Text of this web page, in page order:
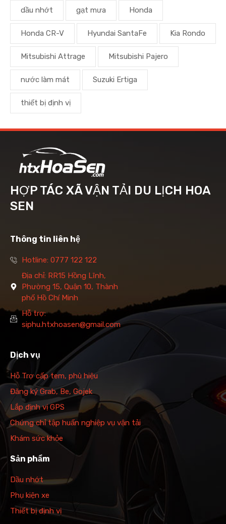
dầu nhớt gạt mưa Honda
Honda CR-V Hyundai SantaFe Kia Rondo
Mitsubishi Attrage Mitsubishi Pajero
nước làm mát Suzuki Ertiga
thiết bị định vị
HỢP TÁC XÃ VẬN TẢI DU LỊCH HOA
SEN
Thông tin liên hệ
Hotline: 0777 122 122
Địa chỉ: RR15 Hồng Lĩnh,
Phường 15, Quận 10, Thành
phố Hồ Chí Minh
Hỗ trợ:
siphu.htxhoasen@gmail.com
Dịch vụ
Hỗ Trợ cấp tem, phù hiệu
Đăng ký Grab, Be, Gojek
Lắp định vị GPS
Chứng chỉ tập huấn nghiệp vụ vận tải
Khám sức khỏe
Sản phẩm
Dầu nhớt
Phụ kiện xe
Thiết bị định vị